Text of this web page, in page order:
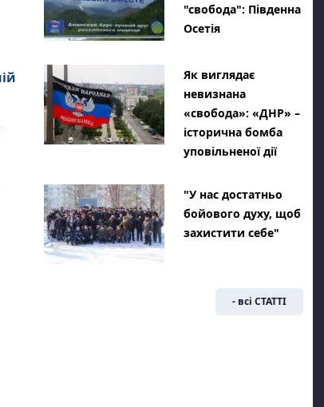
"свобода": Південна
Осетія
Як виглядає
невизнана
«свобода»: «ДНР» –
історична бомба
уповільненої дії
"У нас достатньо
бойового духу, щоб
захистити себе"
- всі СТАТТІ